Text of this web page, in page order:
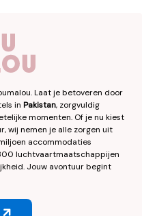
Laat je betoveren door
in Pakistan, zorgvuldig
momenten. Of je nu kiest
wij nemen je alle zorgen uit
accommodaties
luchtvaartmaatschappijen
Jouw avontuur begint